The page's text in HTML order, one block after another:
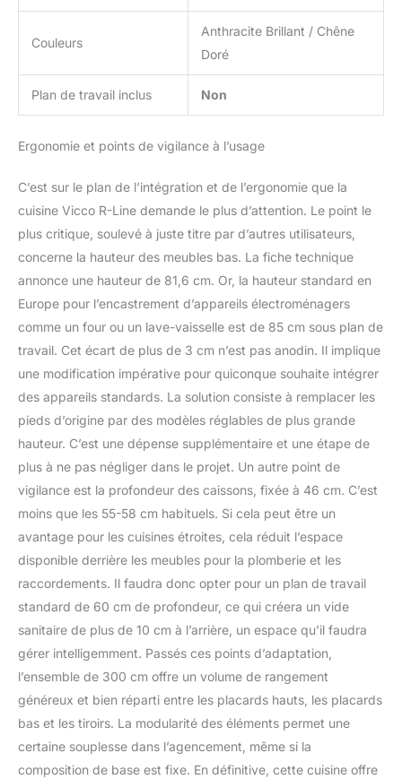
Couleurs
Anthracite Brillant / Chêne
Doré
Plan de travail inclus Non
Ergonomie et points de vigilance à l’usage
C’est sur le plan de l’intégration et de l’ergonomie que la
cuisine Vicco R-Line demande le plus d’attention. Le point le
plus critique, soulevé à juste titre par d’autres utilisateurs,
concerne la hauteur des meubles bas. La fiche technique
annonce une hauteur de 81,6 cm. Or, la hauteur standard en
Europe pour l’encastrement d’appareils électroménagers
comme un four ou un lave-vaisselle est de 85 cm sous plan de
travail. Cet écart de plus de 3 cm n’est pas anodin. Il implique
une modification impérative pour quiconque souhaite intégrer
des appareils standards. La solution consiste à remplacer les
pieds d’origine par des modèles réglables de plus grande
hauteur. C’est une dépense supplémentaire et une étape de
plus à ne pas négliger dans le projet. Un autre point de
vigilance est la profondeur des caissons, fixée à 46 cm. C’est
moins que les 55-58 cm habituels. Si cela peut être un
avantage pour les cuisines étroites, cela réduit l’espace
disponible derrière les meubles pour la plomberie et les
raccordements. Il faudra donc opter pour un plan de travail
standard de 60 cm de profondeur, ce qui créera un vide
sanitaire de plus de 10 cm à l’arrière, un espace qu’il faudra
gérer intelligemment. Passés ces points d’adaptation,
l’ensemble de 300 cm offre un volume de rangement
généreux et bien réparti entre les placards hauts, les placards
bas et les tiroirs. La modularité des éléments permet une
certaine souplesse dans l’agencement, même si la
composition de base est fixe. En définitive, cette cuisine offre